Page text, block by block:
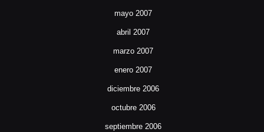
mayo 2007
abril 2007
marzo 2007
enero 2007
diciembre 2006
octubre 2006
septiembre 2006